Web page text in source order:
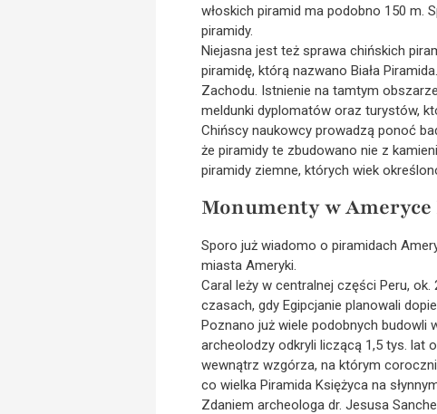
włoskich piramid ma podobno 150 m.
piramidy.
Niejasna jest też sprawa chińskich
piramidę, którą nazwano Biała
Zachodu. Istnienie na tamtym
meldunki dyplomatów oraz turystów,
Chińscy naukowcy prowadzą ponoć
że piramidy te zbudowano nie z
piramidy ziemne, których wiek
Monumenty w
Sporo już wiadomo o piramidach
miasta Ameryki.
Caral leży w centralnej części Peru,
czasach, gdy Egipcjanie planowali
Poznano już wiele podobnych budowli
archeolodzy odkryli liczącą 1,5 tys. lat
wewnątrz wzgórza, na którym
co wielka Piramida Księżyca na
Zdaniem archeologa dr. Jesusa